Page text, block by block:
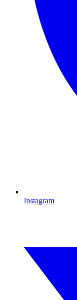
Instagram